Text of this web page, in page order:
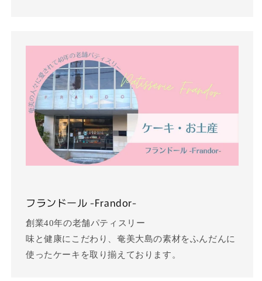
フランドール -Frandor-
創業40年の老舗パティスリー
味と健康にこだわり、奄美大島の素材をふんだんに
使ったケーキを取り揃えております。